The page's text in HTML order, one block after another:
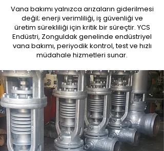
Vana bakımı yalnızca arızaların giderilmesi
değil; enerji verimliliği, iş güvenliği ve
üretim sürekliliği için kritik bir süreçtir. YCS
Endüstri, Zonguldak genelinde endüstriyel
vana bakımı, periyodik kontrol, test ve hızlı
müdahale hizmetleri sunar.